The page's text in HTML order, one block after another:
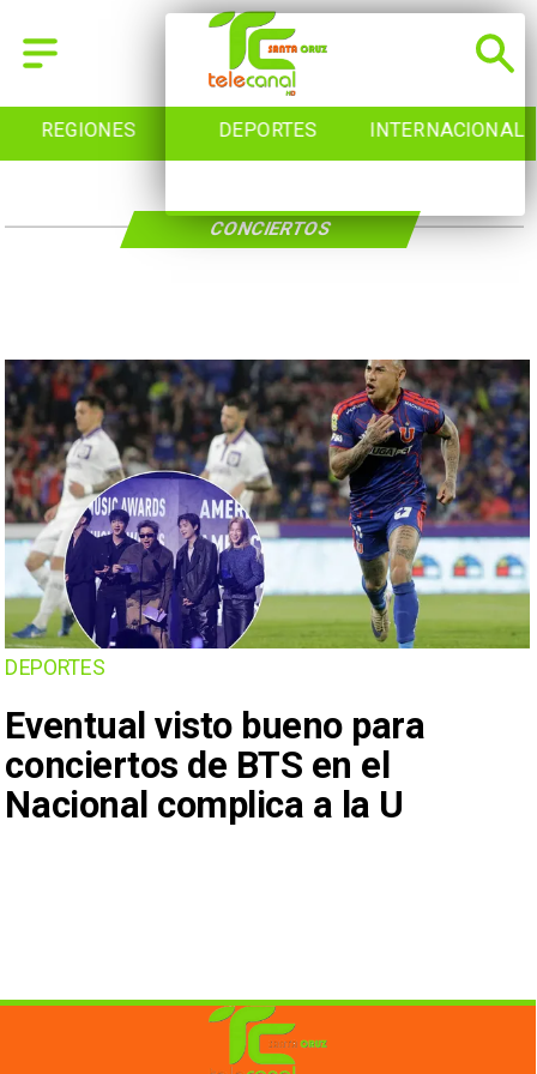
REGIONES DEPORTES INTERNACIONAL
DEPORTES
Eventual visto bueno para
conciertos de BTS en el
Nacional complica a la U
CONCIERTOS